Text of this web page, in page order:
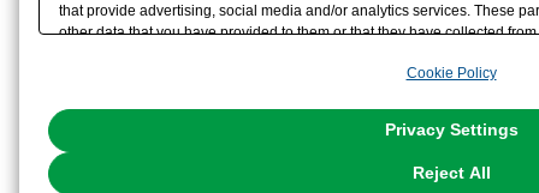
that provide advertising, social media and/or analytics services. These
other data that you have provided to them or that they have collected
the use of all Cookies except for Strictly Necessary Cookies, please
You can change your consent or rejection settings at any time via
Cookie Policy
Privacy Settings
Reject All